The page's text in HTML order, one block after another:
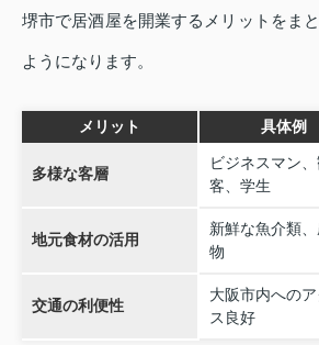
堺市で居酒屋を開業するメリットをま
ようになります。
メリット 具体例
多様な客層
ビジネスマン
客、学生
地元食材の活用
新鮮な魚介類
物
交通の利便性
大阪市内への
ス良好